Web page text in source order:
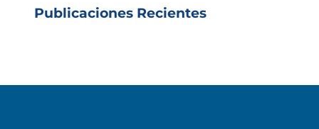
Publicaciones Recientes